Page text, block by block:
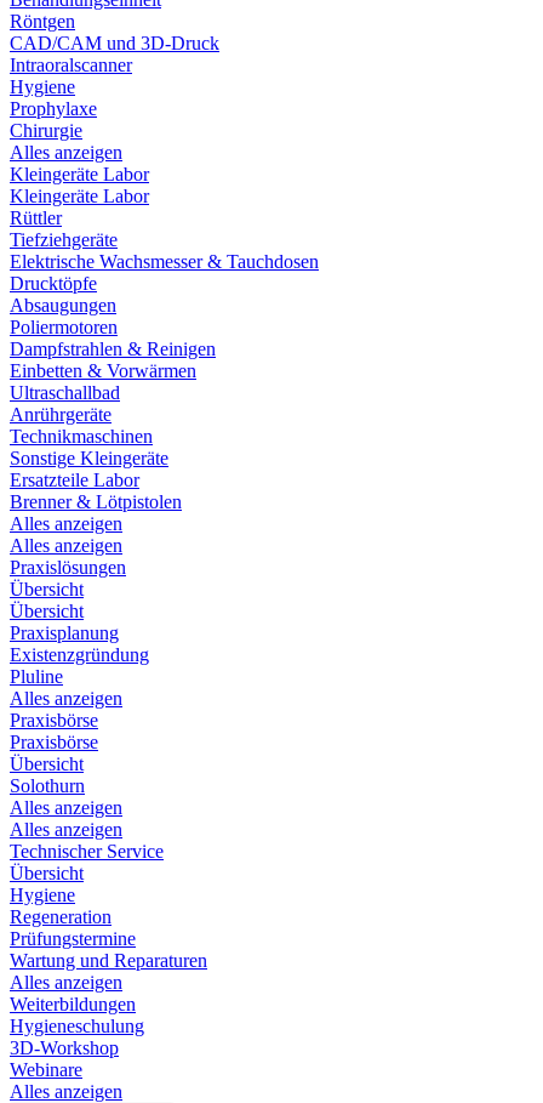
Röntgen
CAD/CAM und 3D-Druck
Intraoralscanner
Hygiene
Prophylaxe
Chirurgie
Alles anzeigen
Kleingeräte Labor
Kleingeräte Labor
Rüttler
Tiefziehgeräte
Elektrische Wachsmesser & Tauchdosen
Drucktöpfe
Absaugungen
Poliermotoren
Dampfstrahlen & Reinigen
Einbetten & Vorwärmen
Ultraschallbad
Anrührgeräte
Technikmaschinen
Sonstige Kleingeräte
Ersatzteile Labor
Brenner & Lötpistolen
Alles anzeigen
Alles anzeigen
Praxislösungen
Übersicht
Übersicht
Praxisplanung
Existenzgründung
Pluline
Alles anzeigen
Praxisbörse
Praxisbörse
Übersicht
Solothurn
Alles anzeigen
Alles anzeigen
Technischer Service
Übersicht
Hygiene
Regeneration
Prüfungstermine
Wartung und Reparaturen
Alles anzeigen
Weiterbildungen
Hygieneschulung
3D-Workshop
Webinare
Alles anzeigen